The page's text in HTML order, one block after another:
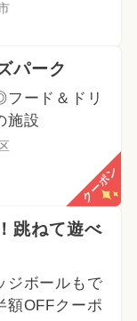
パーク
ード＆ドリ
施設
クーポン
跳ねて遊べ
ジボールもで
額OFFクーポ